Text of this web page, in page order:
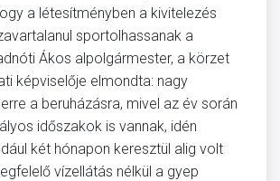
a létesítményben a kivitelezés
sportolhassanak a
Ákos alpolgármester, a körzet
képviselője elmondta: nagy
a beruházásra, mivel az év során
időszakok is vannak, idén
két hónapon keresztül alig volt
vízellátás nélkül a gyep